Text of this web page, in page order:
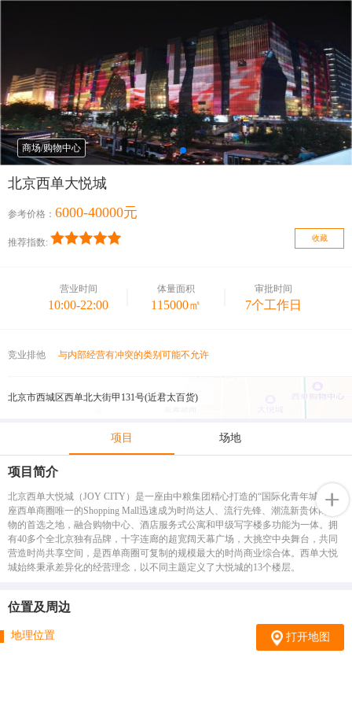
商场/购物中心
北京西单大悦城
参考价格： 6000-40000元
推荐指数: 收藏
营业时间
10:00-22:00
体量面积
115000㎡
审批时间
7个工作日
竞业排他 与内部经营有冲突的类别可能不允许
北京市西城区西单北大街甲131号(近君太百货)
项目 场地
项目简介
北京西单大悦城（JOY CITY）是一座由中粮集团精心打造的“国际化青年城”，这
座西单商圈唯一的Shopping Mall迅速成为时尚达人、流行先锋、潮流新贵休闲购
物的首选之地，融合购物中心、酒店服务式公寓和甲级写字楼多功能为一体。拥
有40多个全北京独有品牌，十字连廊的超宽阔天幕广场，大挑空中央舞台，共同
营造时尚共享空间，是西单商圈可复制的规模最大的时尚商业综合体。西单大悦
城始终秉承差异化的经营理念，以不同主题定义了大悦城的13个楼层。
位置及周边
地理位置 打开地图